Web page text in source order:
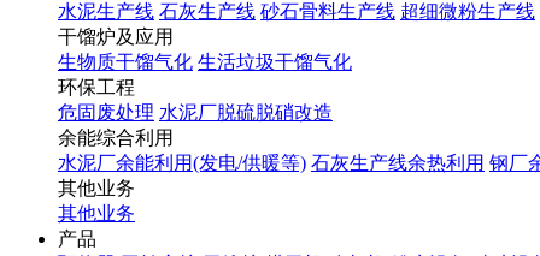
水泥生产线 石灰生产线 砂石骨料生产线 超细微粉生产线
干馏炉及应用
生物质干馏气化 生活垃圾干馏气化
环保工程
危固废处理 水泥厂脱硫脱硝改造
余能综合利用
水泥厂余能利用(发电/供暖等) 石灰生产线余热利用 钢厂
其他业务
其他业务
产品